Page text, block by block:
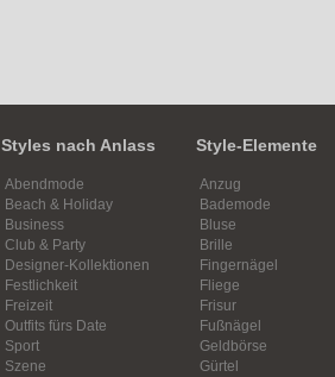
Styles nach Anlass
Abendmode
Beach & Holiday
Business
Club & Party
Designer-Kollektionen
Festlichkeit
Freizeit
Outfits fürs Date
Sport
Szene
Style-Elemente
Anzug
Bademode
Bluse
Brille
Fingernägel
Fliege
Frisur
Fußnägel
Geldbörse
Gürtel